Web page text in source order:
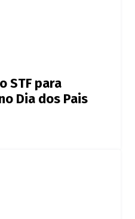
STF para
Dia dos Pais